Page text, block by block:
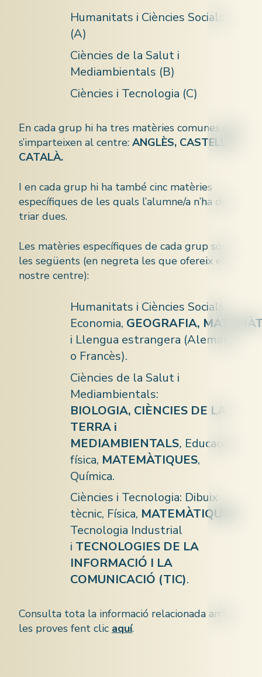
Humanitats i Ciències Socials
(A)
Ciències de la Salut i
Mediambientals (B)
Ciències i Tecnologia (C)
En cada grup hi ha tres matèries comunes que
s’imparteixen al centre: ANGLÈS, CASTELLÀ i
CATALÀ.
I en cada grup hi ha també cinc matèries
específiques de les quals l’alumne/a n’ha de
triar dues.
Les matèries específiques de cada grup són
les següents (en negreta les que ofereix el
nostre centre):
Humanitats i Ciències Socials:
Economia, GEOGRAFIA,
i Llengua estrangera (Alemany
o Francès).
Ciències de la Salut i
Mediambientals:
BIOLOGIA, CIÈNCIES DE LA
TERRA i
MEDIAMBIENTALS, Educació
física, MATEMÀTIQUES,
Química.
Ciències i Tecnologia: Dibuix
tècnic, Física, MATEMÀTIQUES
Tecnologia Industrial
i TECNOLOGIES DE LA
INFORMACIÓ I LA
COMUNICACIÓ (TIC).
Consulta tota la informació relacionada amb
les proves fent clic aquí.